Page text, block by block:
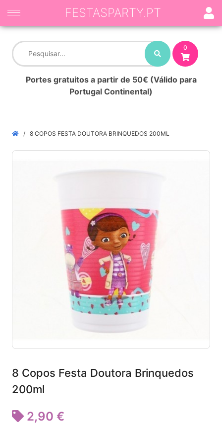
0
Portes gratuitos a partir de 50€ (Válido para
Portugal Continental)
FESTASPARTY.PT
8 COPOS FESTA DOUTORA BRINQUEDOS 200ML
8 Copos Festa Doutora Brinquedos
200ml
2,90 €